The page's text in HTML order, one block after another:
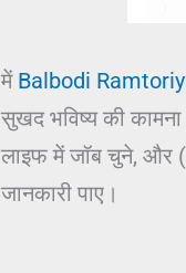
में Balbodi
सुखद भविष्य की
लाइफ में जॉब चुने, और
जानकारी पाए।